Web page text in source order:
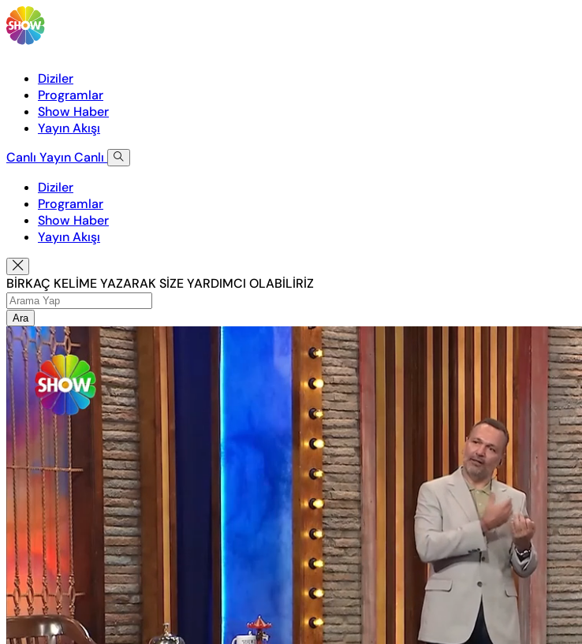
Diziler
Programlar
Show Haber
Yayın Akışı
Canlı YayınCanlı
Diziler
Programlar
Show Haber
Yayın Akışı
BİRKAÇ KELİME YAZARAK SİZE YARDIMCI OLABİLİRİZ
Ara